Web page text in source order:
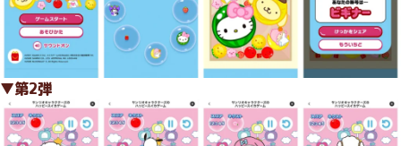
▼第2弾